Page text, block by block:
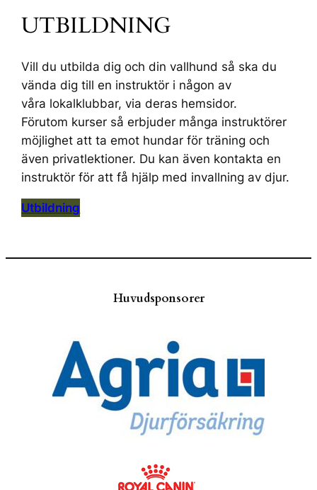
UTBILDNING
Vill du utbilda dig och din vallhund så ska du
vända dig till en instruktör i någon av
våra lokalklubbar, via deras hemsidor.
Förutom kurser så erbjuder många instruktörer
möjlighet att ta emot hundar för träning och
även privatlektioner. Du kan även kontakta en
instruktör för att få hjälp med invallning av djur.
Utbildning
Huvudsponsorer